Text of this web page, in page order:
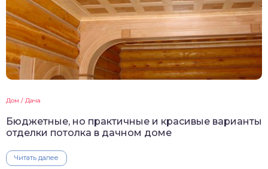
Дом / Дача
Бюджетные, но практичные и красивые варианты
отделки потолка в дачном доме
Читать далее